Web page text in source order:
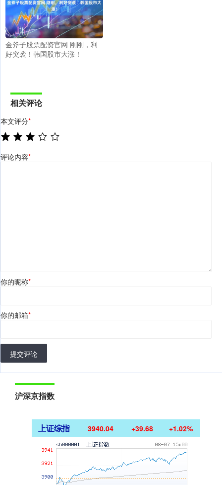
金斧子股票配资官网 刚刚，利
好突袭！韩国股市大涨！
相关评论
本文评分*
评论内容*
你的昵称*
你的邮箱*
提交评论
沪深京指数
上证综指 3940.04 +39.68 +1.02%